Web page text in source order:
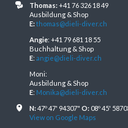
Thomas:+41 76 326 18 49
Ausbildung & Shop
E:thomas@dieli-diver.ch
Angie: +41 79 681 18 55
Buchhaltung & Shop
E: angie@dieli-diver.ch
Moni:
Ausbildung & Shop
E: Monika@dieli-diver.ch
N:47º 47' 94307" O:08º 45'
View on Google Maps